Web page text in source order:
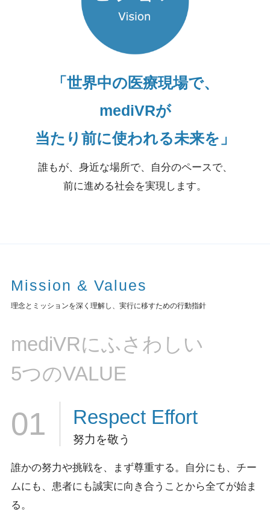
「世界中の医療現場で、
mediVRが
当たり前に使われる未来を」
誰もが、身近な場所で、自分のペースで、
前に進める社会を実現します。
Mission & Values
理念とミッションを深く理解し、実行に移すための行動指針
mediVRにふさわしい
5つのVALUE
01 Respect Effort
努力を敬う
誰かの努力や挑戦を、まず尊重する。
自分にも、チー
ムにも、患者にも誠実に向き合うことから全てが始ま
る。